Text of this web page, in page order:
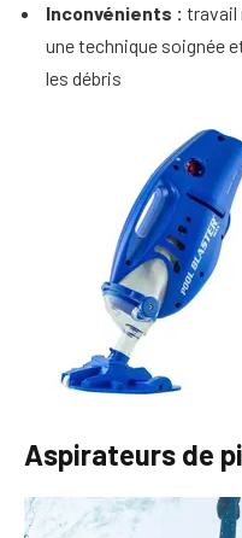
Inconvénients : travail
une technique soignée
les débris
Aspirateurs de